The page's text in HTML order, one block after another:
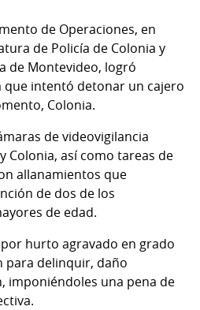
de Operaciones, en
de Policía de Colonia y
de Montevideo, logró
intentó detonar un cajero
Colonia.
de videovigilancia
Colonia, así como tareas de
allanamientos que
de dos de los
de edad.
hurto agravado en grado
para delinquir, daño
imponiéndoles una pena de